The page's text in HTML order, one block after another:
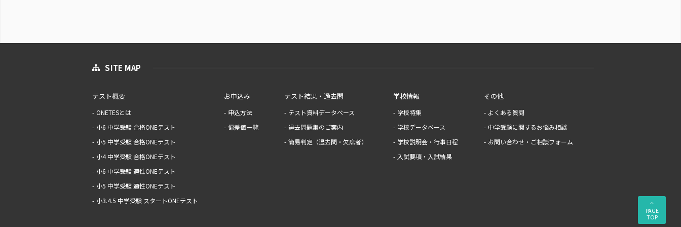
PAGE
TOP
SITE MAP
テスト概要
ONETESとは
小6 中学受験 合格ONEテスト
小5 中学受験 合格ONEテスト
小4 中学受験 合格ONEテスト
小6 中学受験 適性ONEテスト
小5 中学受験 適性ONEテスト
小3.4.5 中学受験 スタートONEテスト
お申込み
申込方法
偏差値一覧
テスト結果・過去問
テスト資料データベース
過去問題集のご案内
簡易判定（過去問・欠席者）
学校情報
学校特集
学校データベース
学校説明会・行事日程
入試要項・入試結果
その他
よくある質問
中学受験に関するお悩み相談
お問い合わせ・ご相談フォーム